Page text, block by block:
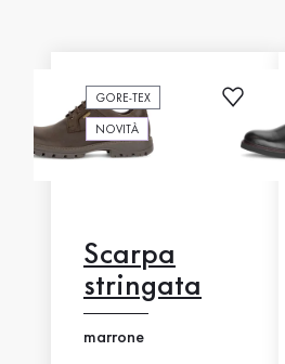
GORE-TEX
NOVITÀ
Scarpa
stringata
marrone